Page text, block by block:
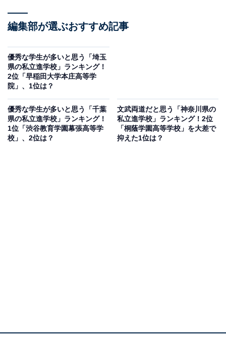
が高く評価されています。
回答者からは「育ちの良い素晴らしいイメージだから」
(20代女性／神奈川県)、「県内屈指の学力だから」(20代
男性／東京都)、「昔受験の時に過去問を解いていた時に
トが寄せられています。
編集部が選ぶおすすめ記事
優秀な学生が多いと思う「埼玉
県の私立進学校」ランキング！
2位「早稲田大学本庄高等学
院」、1位は？
優秀な学生が多いと思う「千葉
県の私立進学校」ランキング！
1位「渋谷教育学園幕張高等学
校」、2位は？
文武両道だと思う「神奈川県の
私立進学校」ランキング！2位
「桐蔭学園高等学校」を大差で
抑えた1位は？